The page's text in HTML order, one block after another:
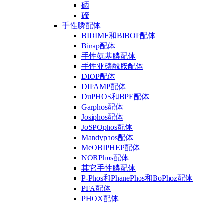
硒
碲
手性膦配体
BIDIME和BIBOP配体
Binap配体
手性氨基膦配体
手性亚磷酰胺配体
DIOP配体
DIPAMP配体
DuPHOS和BPE配体
Garphos配体
Josiphos配体
JoSPOphos配体
Mandyphos配体
MeOBIPHEP配体
NORPhos配体
其它手性膦配体
P-Phos和PhanePhos和BoPhoz配体
PFA配体
PHOX配体